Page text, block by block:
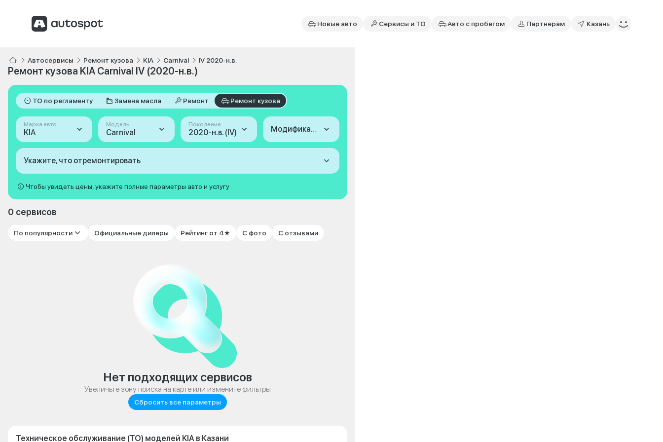
Новые авто Сервисы и ТО Авто с пробегом Партнерам Казань
Автосервисы Ремонт кузова KIA Carnival IV 2020-н.в.
Ремонт кузова KIA Carnival IV (2020-н.в.)
ТО по регламенту Замена масла Ремонт Ремонт кузова
Марка авто
KIA
Модель
Carnival
Поколение
2020-н.в. (IV) Модификация
Укажите, что отремонтировать
Чтобы увидеть цены, укажите полные параметры авто и услугу
0 сервисов
По популярности Официальные дилеры Рейтинг от 4★ С фото С отзывами
Нет подходящих сервисов
Увеличьте зону поиска на карте или измените фильтры
Сбросить все параметры
Техническое обслуживание (ТО) моделей KIA в Казани